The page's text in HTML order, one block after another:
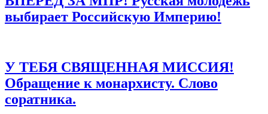
DimoN Monarhist:
12.12.2017 в 01:18
Евгенiй
15.11.2022 в 22:35
выбирает Российскую Империю!
У ТЕБЯ СВЯЩЕННАЯ МИССИЯ!
Обращение к монархисту. Слово
соратника.